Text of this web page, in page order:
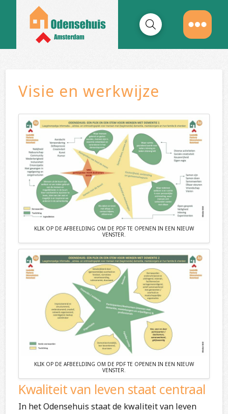
Visie en werkwijze
KLIK OP DE AFBEELDING OM DE PDF TE OPENEN IN EEN NIEUW
VENSTER.
KLIK OP DE AFBEELDING OM DE PDF TE OPENEN IN EEN NIEUW
VENSTER.
Kwaliteit van leven staat centraal
In het Odensehuis staat de kwaliteit van leven